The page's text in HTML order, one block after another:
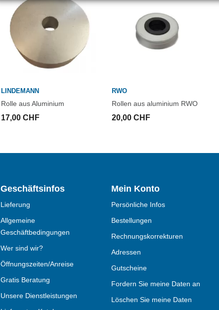
LINDEMANN
Rolle aus Aluminium
17,00 CHF
RWO
Rollen aus aluminium RWO
20,00 CHF
Geschäftsinfos
Lieferung
Allgemeine
Geschäftbedingungen
Wer sind wir?
Öffnungszeiten/Anreise
Gratis Beratung
Unsere Dienstleistungen
Mein Konto
Persönliche Infos
Bestellungen
Rechnungskorrekturen
Adressen
Gutscheine
Fordern Sie meine Daten an
Löschen Sie meine Daten